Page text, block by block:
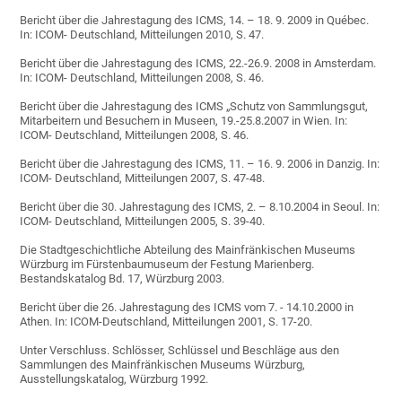
Bericht über die Jahrestagung des ICMS, 14. – 18. 9. 2009 in Québec.
In: ICOM- Deutschland, Mitteilungen 2010, S. 47.
Bericht über die Jahrestagung des ICMS, 22.-26.9. 2008 in Amsterdam.
In: ICOM- Deutschland, Mitteilungen 2008, S. 46.
Bericht über die Jahrestagung des ICMS „Schutz von Sammlungsgut,
Mitarbeitern und Besuchern in Museen, 19.-25.8.2007 in Wien. In:
ICOM- Deutschland, Mitteilungen 2008, S. 46.
Bericht über die Jahrestagung des ICMS, 11. – 16. 9. 2006 in Danzig. In:
ICOM- Deutschland, Mitteilungen 2007, S. 47-48.
Bericht über die 30. Jahrestagung des ICMS, 2. – 8.10.2004 in Seoul. In:
ICOM- Deutschland, Mitteilungen 2005, S. 39-40.
Die Stadtgeschichtliche Abteilung des Mainfränkischen Museums
Würzburg im Fürstenbaumuseum der Festung Marienberg.
Bestandskatalog Bd. 17, Würzburg 2003.
Bericht über die 26. Jahrestagung des ICMS vom 7. - 14.10.2000 in
Athen. In: ICOM-Deutschland, Mitteilungen 2001, S. 17-20.
Unter Verschluss. Schlösser, Schlüssel und Beschläge aus den
Sammlungen des Mainfränkischen Museums Würzburg,
Ausstellungskatalog, Würzburg 1992.